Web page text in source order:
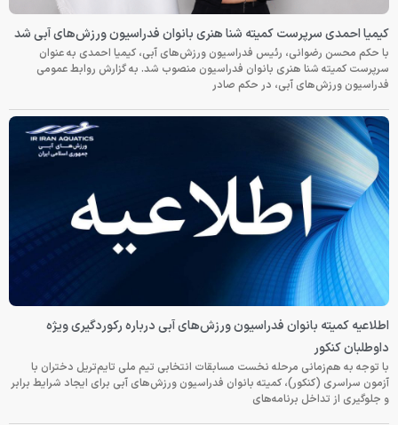
کیمیا احمدی سرپرست کمیته شنا هنری بانوان فدراسیون ورزش‌های آبی شد
با حکم محسن رضوانی، رئیس فدراسیون ورزش‌های آبی، کیمیا احمدی به عنوان
سرپرست کمیته شنا هنری بانوان فدراسیون منصوب شد. به گزارش روابط عمومی
فدراسیون ورزش‌های آبی، در حکم صادر
اطلاعیه کمیته بانوان فدراسیون ورزش‌های آبی درباره رکوردگیری ویژه
داوطلبان کنکور
با توجه به هم‌زمانی مرحله نخست مسابقات انتخابی تیم ملی تایم‌تریل دختران با
آزمون سراسری (کنکور)، کمیته بانوان فدراسیون ورزش‌های آبی برای ایجاد شرایط برابر
و جلوگیری از تداخل برنامه‌های